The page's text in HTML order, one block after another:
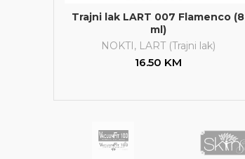
Trajni lak LART 007 Flamenco (8
ml)
NOKTI, LART (Trajni lak)
16.50 KM